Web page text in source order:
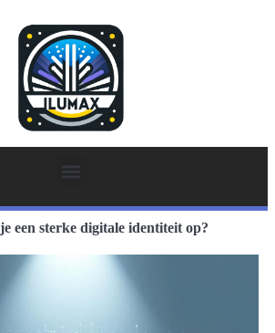
een sterke digitale identiteit op?